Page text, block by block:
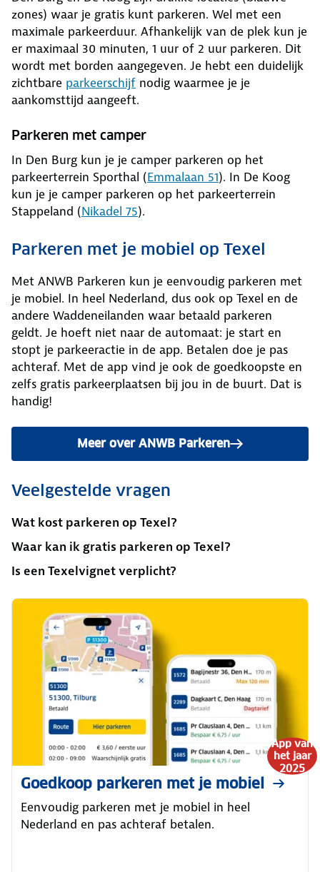
zones) waar je gratis kunt parkeren. Wel met een
maximale parkeerduur. Afhankelijk van de plek kun je
er maximaal 30 minuten, 1 uur of 2 uur parkeren. Dit
wordt met borden aangegeven. Je hebt een duidelijk
zichtbare parkeerschijf nodig waarmee je je
aankomsttijd aangeeft.
Parkeren met camper
In Den Burg kun je je camper parkeren op het
parkeerterrein Sporthal (Emmalaan 51). In De Koog
kun je je camper parkeren op het parkeerterrein
Stappeland (Nikadel 75).
Parkeren met je mobiel op Texel
Met ANWB Parkeren kun je eenvoudig parkeren met
je mobiel. In heel Nederland, dus ook op Texel en de
andere Waddeneilanden waar betaald parkeren
geldt. Je hoeft niet naar de automaat: je start en
stopt je parkeeractie in de app. Betalen doe je pas
achteraf. Met de app vind je ook de goedkoopste en
zelfs gratis parkeerplaatsen bij jou in de buurt. Dat is
handig!
Meer over ANWB Parkeren
Veelgestelde vragen
Wat kost parkeren op Texel?
Waar kan ik gratis parkeren op Texel?
Is een Texelvignet verplicht?
App van
het jaar
2025
Goedkoop parkeren met je mobiel
Eenvoudig parkeren met je mobiel in heel
Nederland en pas achteraf betalen.